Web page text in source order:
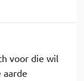
voor die wil